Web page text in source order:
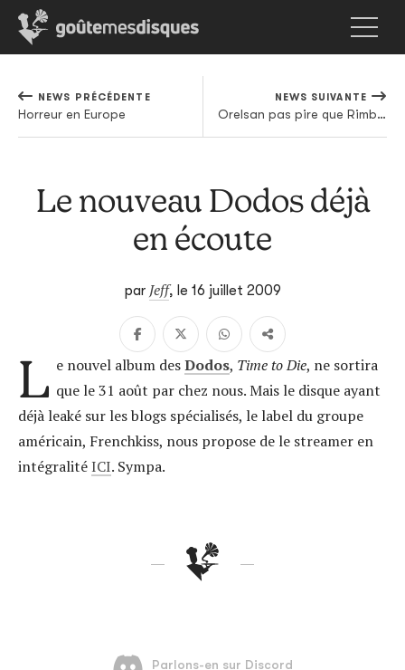
NEWS PRÉCÉDENTE
Horreur en Europe
NEWS SUIVANTE
Orelsan pas pire que Rimbaud
Le nouveau Dodos déjà
en écoute
par Jeff, le 16 juillet 2009
L e nouvel album desDodos, Time to Die, ne sortira
que le 31 août par chez nous. Mais le disque ayant
déjà leaké sur les blogs spécialisés, le label du groupe
américain, Frenchkiss, nous propose de le streamer en
intégralitéICI. Sympa.